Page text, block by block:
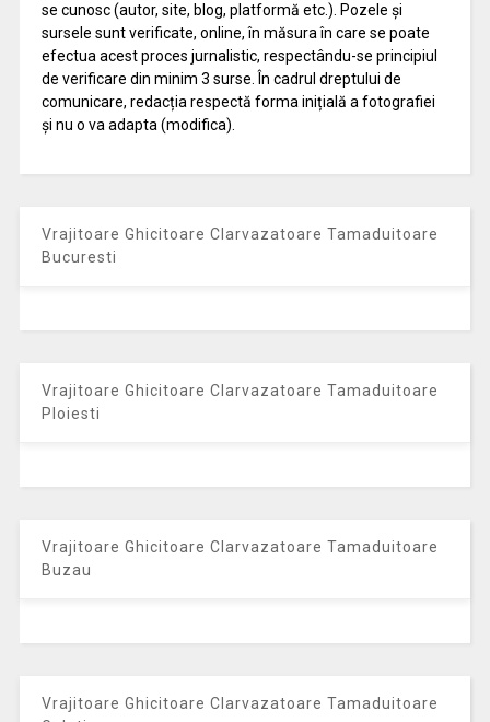
se cunosc (autor, site, blog, platformă etc.). Pozele și
sursele sunt verificate, online, în măsura în care se poate
efectua acest proces jurnalistic, respectându-se principiul
de verificare din minim 3 surse. În cadrul dreptului de
comunicare, redacția respectă forma inițială a fotografiei
și nu o va adapta (modifica).
Vrajitoare Ghicitoare Clarvazatoare Tamaduitoare
Bucuresti
Vrajitoare Ghicitoare Clarvazatoare Tamaduitoare
Ploiesti
Vrajitoare Ghicitoare Clarvazatoare Tamaduitoare
Buzau
Vrajitoare Ghicitoare Clarvazatoare Tamaduitoare